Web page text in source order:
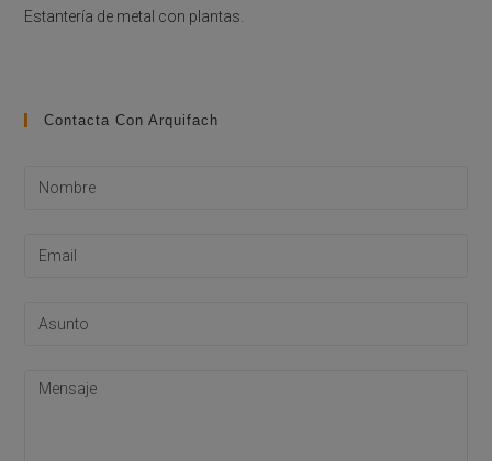
Estantería de metal con plantas.
Contacta Con Arquifach